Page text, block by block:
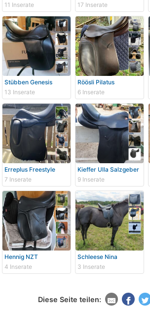
11 Inserate
17 Inserate
Stübben Genesis
13 Inserate
Röösli Pilatus
6 Inserate
Erreplus Freestyle
7 Inserate
Kieffer Ulla Salzgeber
9 Inserate
Hennig NZT
4 Inserate
Schleese Nina
3 Inserate
Diese Seite teilen: